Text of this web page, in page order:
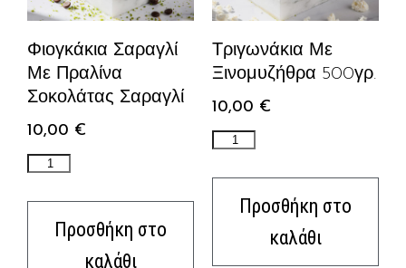
Φιογκάκια Σαραγλί
Με Πραλίνα
Σοκολάτας Σαραγλί
10,00 €
Προσθήκη στο
καλάθι
Τριγωνάκια Με
Ξινομυζήθρα 500γρ.
10,00 €
Προσθήκη στο
καλάθι